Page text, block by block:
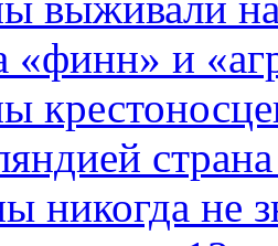
«финн» и
никогда не